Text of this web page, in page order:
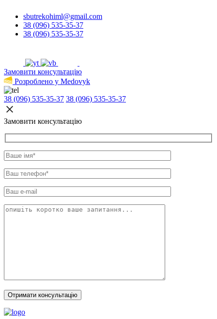
sbutrekohiml@gmail.com
38 (096) 535-35-37
38 (096) 535-35-37
Замовити консультацію
Розроблено у Medovyk
38 (096) 535-35-37 38 (096) 535-35-37
Замовити консультацію